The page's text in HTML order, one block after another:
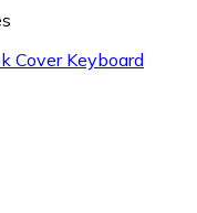
Cover Keyboard